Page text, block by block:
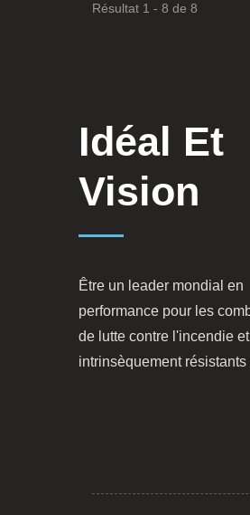
Résultat 1 - 8 de 8
Idéal Et
Vision
Être un leader mondial en
performance pour les
de lutte contre l'incendie
intrinsèquement résistants
Vêtement De